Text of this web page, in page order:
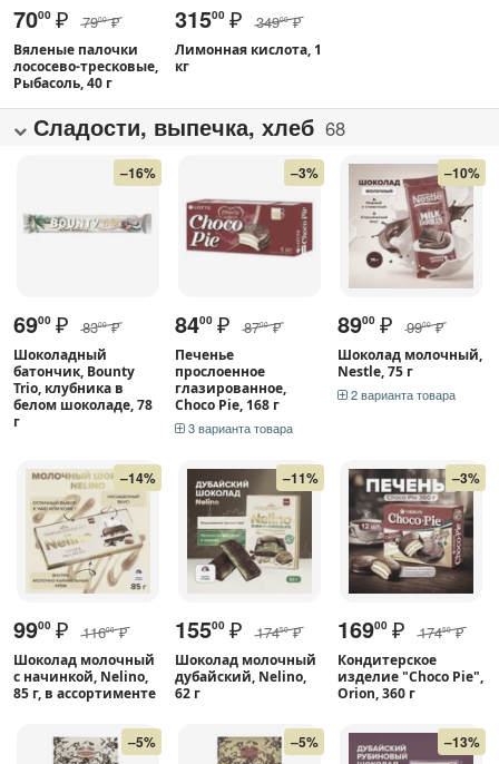
7000 ₽ 7900 ₽
Вяленые палочки
лососево-тресковые,
Рыбасоль, 40 г
31500 ₽ 34900 ₽
Лимонная кислота, 1
кг
Сладости, выпечка, хлеб 68
–16%
6900 ₽ 8300 ₽
Шоколадный
батончик, Bounty
Trio, клубника в
белом шоколаде, 78
г
–3%
8400 ₽ 8700 ₽
Печенье
прослоенное
глазированное,
Choco Pie, 168 г
3 варианта товара
–10%
8900 ₽ 9900 ₽
Шоколад молочный,
Nestle, 75 г
2 варианта товара
–14%
9900 ₽ 11600 ₽
Шоколад молочный
с начинкой, Nelino,
85 г, в ассортименте
–11%
15500 ₽ 17450 ₽
Шоколад молочный
дубайский, Nelino,
62 г
–3%
16900 ₽ 17450 ₽
Кондитерское
изделие "Choco Pie",
Orion, 360 г
–5% –5% –13%